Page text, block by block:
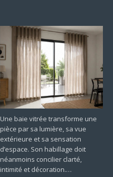
Une baie vitrée transforme une
pièce par sa lumière, sa vue
extérieure et sa sensation
d’espace. Son habillage doit
néanmoins concilier clarté,
intimité et décoration.…